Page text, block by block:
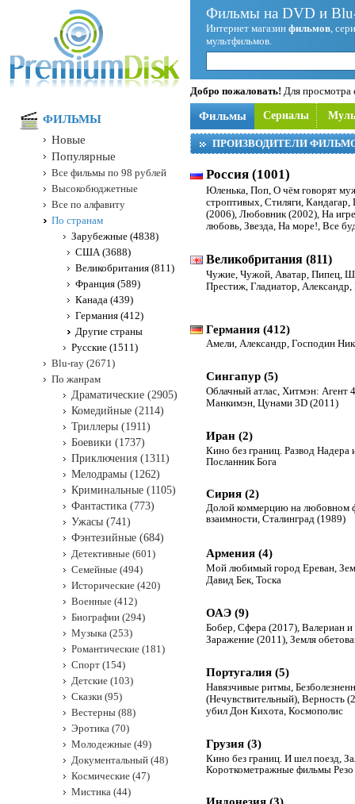
Фильмы на DVD и
Интернет магазин фильмов,
мультфильмов.
Добро пожаловать! Для просмотра
Фильмы Сериалы
ПРОИЗВОДИТЕЛИ
Россия (1001)
Юленька, Поп, О чём говорят
строптивых, Стиляги, Кандагар,
(2006), Любовник (2002), На игре
любовь, Звезда, На море!, Все
Великобритания (811)
Чужие, Чужой, Аватар, Пипец,
Престиж, Гладиатор, Александр,
Германия (412)
Амели, Александр, Господин
Сингапур (5)
Облачный атлас, Хитмэн: Агент
Манкимэн, Цунами 3D (2011)
Иран (2)
Кино без границ. Развод
Посланник Бога
Сирия (2)
Долой коммерцию на любовном
взаимности, Сталинград (1989)
Армения (4)
Мой любимый город Ереван,
Давид Бек, Тоска
ОАЭ (9)
Бобер, Сфера (2017), Валериан и
Заражение (2011), Земля
Португалия (5)
Навязчивые ритмы,
(Нечувствительный), Верность
убил Дон Кихота, Космополис
Грузия (3)
Кино без границ. И шел поезд,
Короткометражные фильмы Резо
ФИЛЬМЫ
Новые
Популярные
Все фильмы по 98 рублей
Высокобюджетные
Все по алфавиту
По странам
Зарубежные (4838)
США (3688)
Великобритания (811)
Франция (589)
Канада (439)
Германия (412)
Другие страны
Русские (1511)
Blu-ray (2671)
По жанрам
Драматические (2905)
Комедийные (2114)
Триллеры (1911)
Боевики (1737)
Приключения (1311)
Мелодрамы (1262)
Криминальные (1105)
Фантастика (773)
Ужасы (741)
Фэнтезийные (684)
Детективные (601)
Семейные (494)
Исторические (420)
Военные (412)
Биографии (294)
Музыка (253)
Романтические (181)
Спорт (154)
Детские (103)
Сказки (95)
Вестерны (88)
Эротика (70)
Молодежные (49)
Документальный (48)
Космические (47)
Мистика (44)